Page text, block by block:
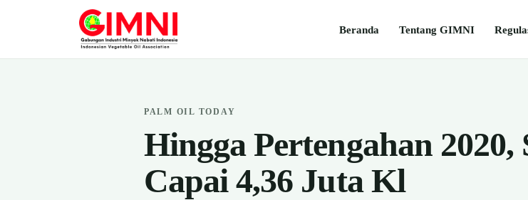
Beranda Tentang GIMNI
PALM OIL TODAY
Hingga Pertengahan 2020,
Capai 4,36 Juta Kl